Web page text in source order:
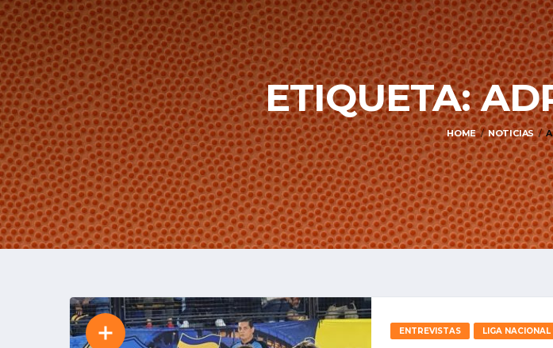
ETIQUETA:
HOME NOTICIAS
ENTREVISTAS LIGA NACIONAL